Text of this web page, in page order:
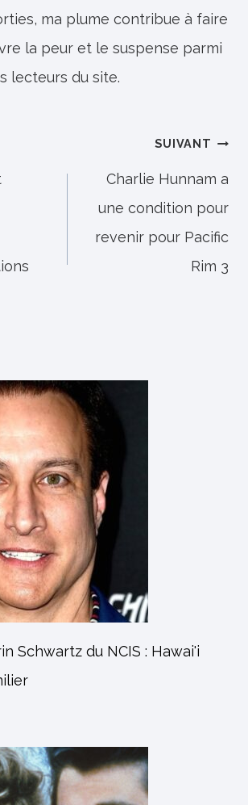
ma plume contribue à faire
la peur et le suspense parmi
lecteurs du site.
SUIVANT
Charlie Hunnam a
une condition pour
revenir pour Pacific
Rim 3
Schwartz du NCIS : Hawai'i